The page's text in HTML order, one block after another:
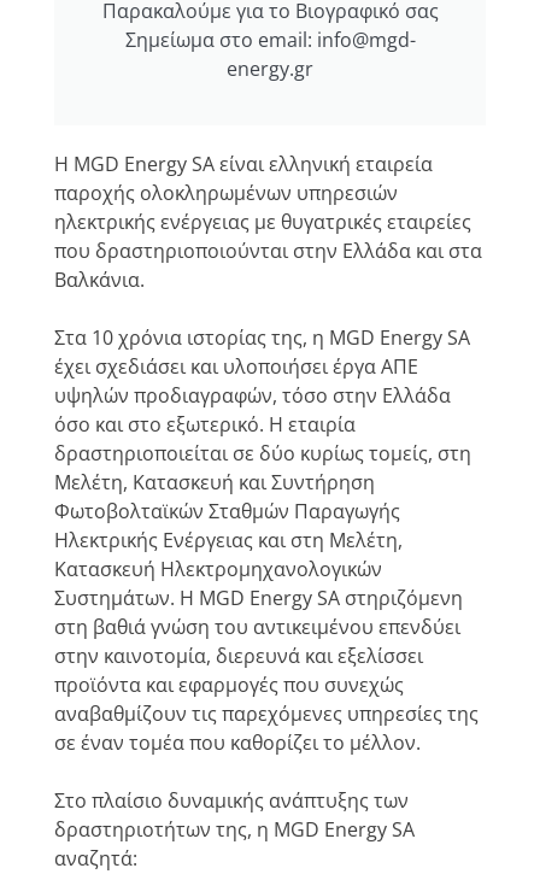
Παρακαλούμε για το Βιογραφικό σας
Σημείωμα στο email: info@mgd-
energy.gr
Η MGD Energy SA είναι ελληνική εταιρεία
παροχής ολοκληρωμένων υπηρεσιών
ηλεκτρικής ενέργειας με θυγατρικές εταιρείες
που δραστηριοποιούνται στην Ελλάδα και στα
Βαλκάνια.
Στα 10 χρόνια ιστορίας της, η MGD Energy SA
έχει σχεδιάσει και υλοποιήσει έργα ΑΠΕ
υψηλών προδιαγραφών, τόσο στην Ελλάδα
όσο και στο εξωτερικό. Η εταιρία
δραστηριοποιείται σε δύο κυρίως τομείς, στη
Μελέτη, Κατασκευή και Συντήρηση
Φωτοβολταϊκών Σταθμών Παραγωγής
Ηλεκτρικής Ενέργειας και στη Μελέτη,
Κατασκευή Ηλεκτρομηχανολογικών
Συστημάτων. H MGD Energy SA στηριζόμενη
στη βαθιά γνώση του αντικειμένου επενδύει
στην καινοτομία, διερευνά και εξελίσσει
προϊόντα και εφαρμογές που συνεχώς
αναβαθμίζουν τις παρεχόμενες υπηρεσίες της
σε έναν τομέα που καθορίζει το μέλλον.
Στο πλαίσιο δυναμικής ανάπτυξης των
δραστηριοτήτων της, η MGD Energy SA
αναζητά: